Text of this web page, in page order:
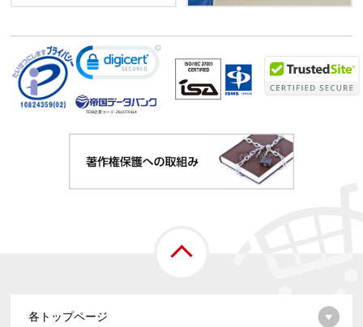
TDB企業コード:261070114
各トップページ